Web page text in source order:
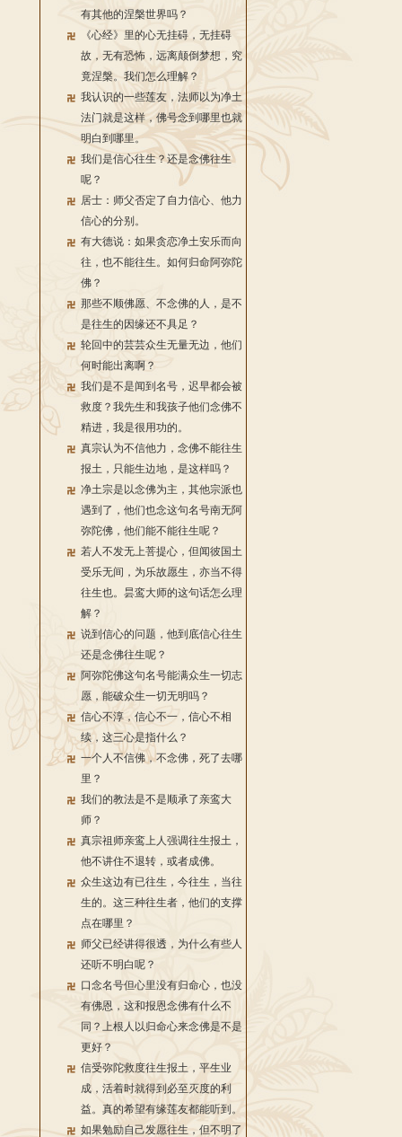
有其他的涅槃世界吗？
《心经》里的心无挂碍，无挂碍
故，无有恐怖，远离颠倒梦想，究
竟涅槃。我们怎么理解？
我认识的一些莲友，法师以为净土
法门就是这样，佛号念到哪里也就
明白到哪里。
我们是信心往生？还是念佛往生
呢？
居士：师父否定了自力信心、他力
信心的分别。
有大德说：如果贪恋净土安乐而向
往，也不能往生。如何归命阿弥陀
佛？
那些不顺佛愿、不念佛的人，是不
是往生的因缘还不具足？
轮回中的芸芸众生无量无边，他们
何时能出离啊？
我们是不是闻到名号，迟早都会被
救度？我先生和我孩子他们念佛不
精进，我是很用功的。
真宗认为不信他力，念佛不能往生
报土，只能生边地，是这样吗？
净土宗是以念佛为主，其他宗派也
遇到了，他们也念这句名号南无阿
弥陀佛，他们能不能往生呢？
若人不发无上菩提心，但闻彼国土
受乐无间，为乐故愿生，亦当不得
往生也。昙鸾大师的这句话怎么理
解？
说到信心的问题，他到底信心往生
还是念佛往生呢？
阿弥陀佛这句名号能满众生一切志
愿，能破众生一切无明吗？
信心不淳，信心不一，信心不相
续，这三心是指什么？
一个人不信佛，不念佛，死了去哪
里？
我们的教法是不是顺承了亲鸾大
师？
真宗祖师亲鸾上人强调往生报土，
他不讲住不退转，或者成佛。
众生这边有已往生，今往生，当往
生的。这三种往生者，他们的支撑
点在哪里？
师父已经讲得很透，为什么有些人
还听不明白呢？
口念名号但心里没有归命心，也没
有佛恩，这和报恩念佛有什么不
同？上根人以归命心来念佛是不是
更好？
信受弥陀救度往生报土，平生业
成，活着时就得到必至灭度的利
益。真的希望有缘莲友都能听到。
如果勉励自己发愿往生，但不明了